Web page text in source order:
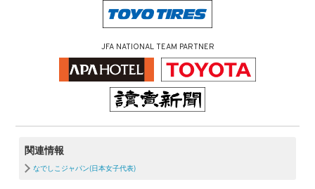
JFA NATIONAL TEAM PARTNER
関連情報
なでしこジャパン(日本女子代表)